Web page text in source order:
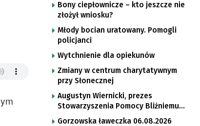
Bony ciepłownicze – kto jeszcze nie
złożył wniosku?
Młody bocian uratowany. Pomogli
policjanci
Wytchnienie dla opiekunów
Zmiany w centrum charytatywnym
przy Słonecznej
Augustyn Wiernicki, prezes
Stowarzyszenia Pomocy Bliźniemu
im. Brata Krystyna
Gorzowska ławeczka 06.08.2026